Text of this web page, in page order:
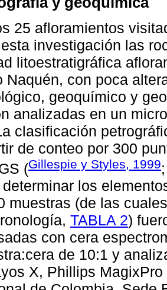
25 afloramientos
investigación las
litoestratigráfica
Naquén, con poca
geoquímico y
analizadas en un
clasificación
de conteo por 300
(Gillespie y Styles, 1999
determinar los
muestras (de las
TABLA 2)
con cera
de 10:1 y
X, Phillips